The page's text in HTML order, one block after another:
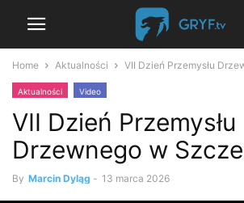
Home Aktualności VII Dzień Przemysłu
Aktualności Video
VII Dzień Przemysłu
Drzewnego w
By Marcin Dyląg - 13 marca 2026